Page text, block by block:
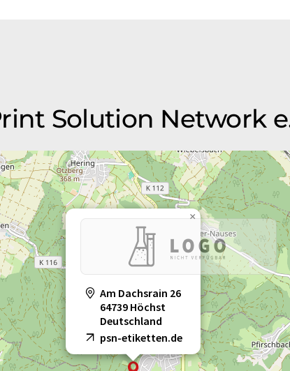
Solution Network
Am Dachsrain 26
64739 Höchst
Deutschland
psn-etiketten.de
×